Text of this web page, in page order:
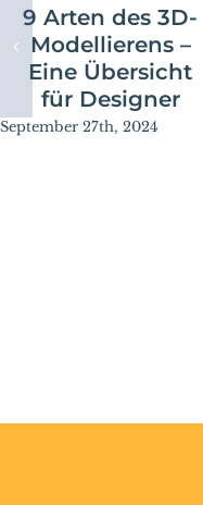
9 Arten des 3D-
Modellierens –
Eine Übersicht
für Designer
September 27th, 2024